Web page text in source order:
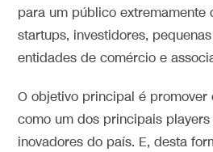
para um público extremamente
startups, investidores,
entidades de comércio e
O objetivo principal é promover
como um dos principais
inovadores do país. E, desta